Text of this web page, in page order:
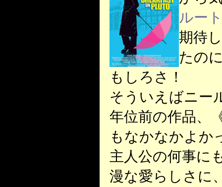
ルー
期待
たの
もしろさ！
そういえばニー
年位前の作品、
もなかなかよか
主人公の何事に
漫な愛らしさに